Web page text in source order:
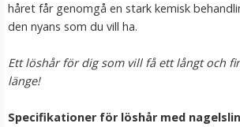
håret får genomgå en stark kemisk
den nyans som du vill ha.
Ett löshår för dig som vill få ett långt och
länge!
Specifikationer för löshår med